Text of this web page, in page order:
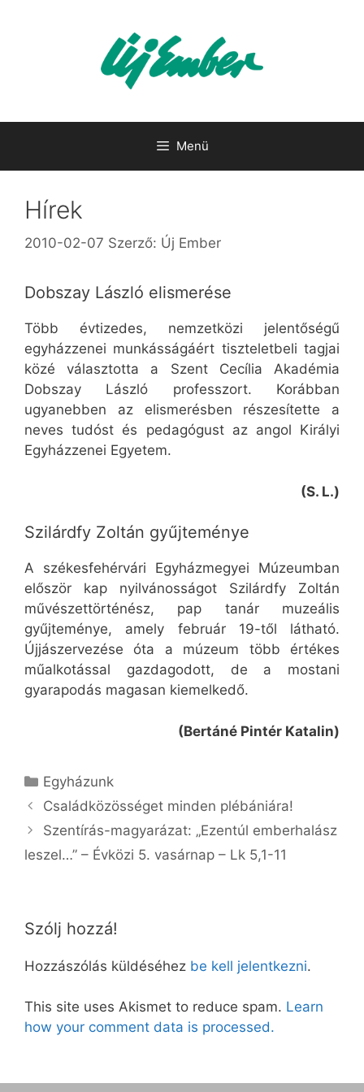
Menü
Hírek
2010-02-07 Szerző: Új Ember
Dobszay László elismerése
Több évtizedes, nemzetközi jelentőségű
egyházzenei munkásságáért tiszteletbeli tagjai
közé választotta a Szent Cecília Akadémia
Dobszay László professzort. Korábban
ugyanebben az elismerésben részesítette a
neves tudóst és pedagógust az angol Királyi
Egyházzenei Egyetem.
(S. L.)
Szilárdfy Zoltán gyűjteménye
A székesfehérvári Egyházmegyei Múzeumban
először kap nyilvánosságot Szilárdfy Zoltán
művészettörténész, pap tanár muzeális
gyűjteménye, amely február 19-től látható.
Újjászervezése óta a múzeum több értékes
műalkotással gazdagodott, de a mostani
gyarapodás magasan kiemelkedő.
(Bertáné Pintér Katalin)
Kategória
Egyházunk
Családközösséget minden plébániára!
Szentírás-magyarázat: „Ezentúl emberhalász
leszel…” – Évközi 5. vasárnap – Lk 5,1-11
Szólj hozzá!
Hozzászólás küldéséhez be kell jelentkezni.
This site uses Akismet to reduce spam. Learn
how your comment data is processed.